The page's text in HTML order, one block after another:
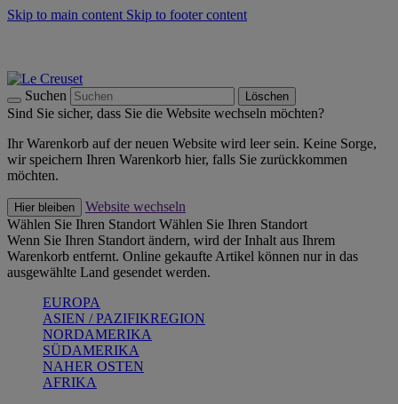
Skip to main content Skip to footer content
Suchen Löschen
Sind Sie sicher, dass Sie die Website wechseln möchten?
Ihr Warenkorb auf der neuen Website wird leer sein. Keine Sorge,
wir speichern Ihren Warenkorb hier, falls Sie zurückkommen
möchten.
Hier bleiben
Website wechseln
Wählen Sie Ihren Standort Wählen Sie Ihren Standort
Wenn Sie Ihren Standort ändern, wird der Inhalt aus Ihrem
Warenkorb entfernt. Online gekaufte Artikel können nur in das
ausgewählte Land gesendet werden.
EUROPA
ASIEN / PAZIFIKREGION
NORDAMERIKA
SÜDAMERIKA
NAHER OSTEN
AFRIKA